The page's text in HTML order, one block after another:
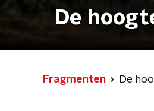
De
Fragmenten De